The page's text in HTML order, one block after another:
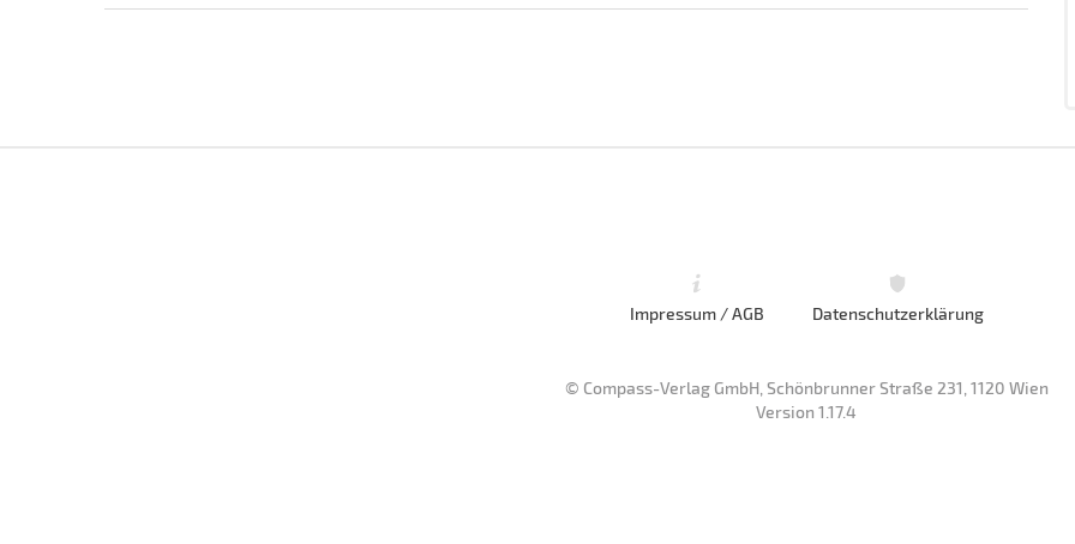
Impressum / AGB Datenschutzerklärung
© Compass-Verlag GmbH, Schönbrunner Straße 231, 1120 Wien
Version 1.17.4